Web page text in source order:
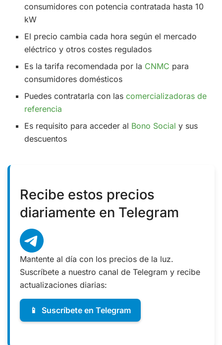
consumidores con potencia contratada hasta 10
kW
El precio cambia cada hora según el mercado
eléctrico y otros costes regulados
Es la tarifa recomendada por la CNMC para
consumidores domésticos
Puedes contratarla con lascomercializadoras de
referencia
Es requisito para acceder al Bono Social y sus
descuentos
Recibe estos precios
diariamente en Telegram
Mantente al día con los precios de la luz.
Suscríbete a nuestro canal de Telegram y recibe
actualizaciones diarias:
📱 Suscríbete en Telegram